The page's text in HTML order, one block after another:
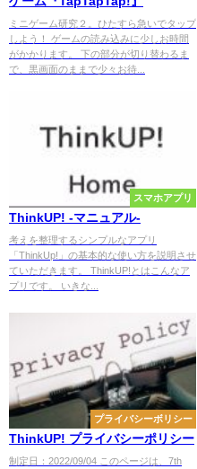
ミニゲーム研究２。ひたすら急いでタップ
しよう！ ゲームの読み込みに少しお時間
がかかります。 下の部分が切り替わるま
で、黒画面のままで少々お待...
スマホアプリ
ThinkUP! -マニュアル-
考えを整理するシンプルなアプリ
「ThinkUp!」の基本的な使い方を説明させ
ていただきます。 ThinkUP!とはこんなア
プリです。 いきな...
プライバシーボリシー
ThinkUP! プライバシーポリシー
制定日：2022/09/04 このページは、7th